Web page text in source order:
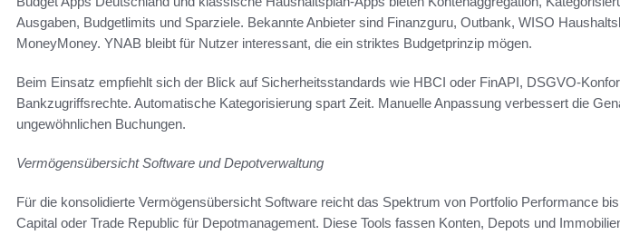
Ausgaben, Budgetlimits und Sparziele. Bekannte Anbieter sind Finanzguru, Outbank, WISO
MoneyMoney. YNAB bleibt für Nutzer interessant, die ein striktes Budgetprinzip mögen.
Beim Einsatz empfiehlt sich der Blick auf Sicherheitsstandards wie HBCI oder FinAPI, DSGVO-
Bankzugriffsrechte. Automatische Kategorisierung spart Zeit. Manuelle Anpassung verbessert die
ungewöhnlichen Buchungen.
Vermögensübersicht Software und Depotverwaltung
Für die konsolidierte Vermögensübersicht Software reicht das Spektrum von Portfolio Performance
Capital oder Trade Republic für Depotmanagement. Diese Tools fassen Konten, Depots und